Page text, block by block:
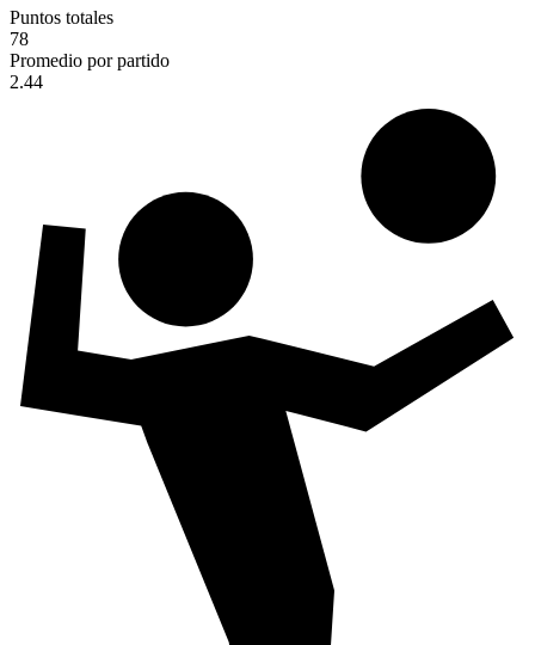
Puntos totales
78
Promedio por partido
2.44